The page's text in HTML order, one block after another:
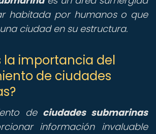
habitada por humanos o que
ciudad en su estructura.
la importancia del
de ciudades
de ciudades submarinas
información invaluable